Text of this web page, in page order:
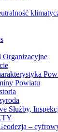
Organizacyjne
Powiatu
Służby,
–